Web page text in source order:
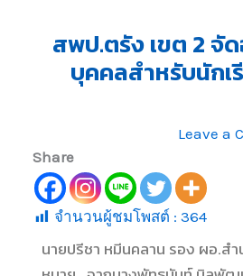
สพป.ตรัง เขต 2 จั
บุคคลสำหรับนักเ
Leave a
Share
จำนวนผู้ชมโพสต์ : 364
นายปรีชา หมีนคลาน รอง ผอ.ส